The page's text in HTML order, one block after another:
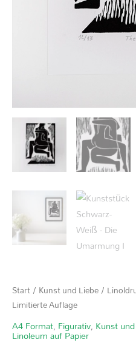
Start/ Kunst und Liebe/
Limitierte Auflage
A4 Format, Figurativ, Kunst
Linoleum auf Papier